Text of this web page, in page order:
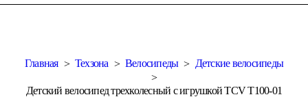
Главная Техзона Велосипеды Детские велосипеды
Детский велосипед трехколесный с игрушкой TCV T100-01